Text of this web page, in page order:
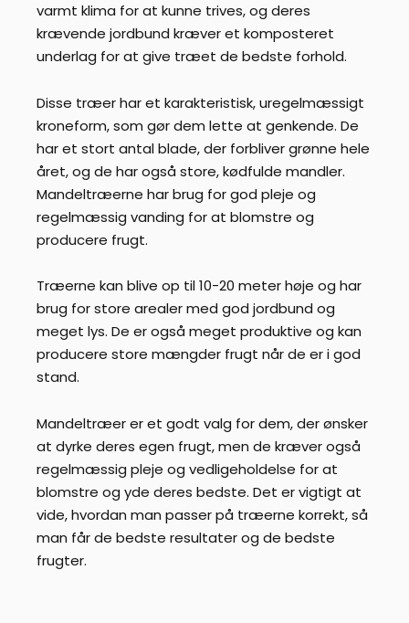
varmt klima for at kunne trives, og deres
krævende jordbund kræver et komposteret
underlag for at give træet de bedste forhold.
Disse træer har et karakteristisk, uregelmæssigt
kroneform, som gør dem lette at genkende. De
har et stort antal blade, der forbliver grønne hele
året, og de har også store, kødfulde mandler.
Mandeltræerne har brug for god pleje og
regelmæssig vanding for at blomstre og
producere frugt.
Træerne kan blive op til 10-20 meter høje og har
brug for store arealer med god jordbund og
meget lys. De er også meget produktive og kan
producere store mængder frugt når de er i god
stand.
Mandeltræer er et godt valg for dem, der ønsker
at dyrke deres egen frugt, men de kræver også
regelmæssig pleje og vedligeholdelse for at
blomstre og yde deres bedste. Det er vigtigt at
vide, hvordan man passer på træerne korrekt, så
man får de bedste resultater og de bedste
frugter.